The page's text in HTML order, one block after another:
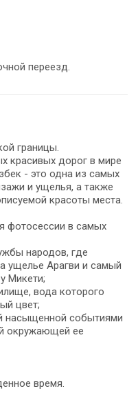
переезд.
границы.
красивых дорог в мире
- это одна из самых
и ущелья, а также
красоты места.
фотосессии в самых
народов, где
ущелье Арагви и самый
Микети;
вода которого
цвет;
насыщенной событиями
окружающей ее
время.